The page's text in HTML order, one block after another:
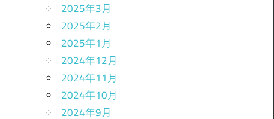
2025年3月
2025年2月
2025年1月
2024年12月
2024年11月
2024年10月
2024年9月